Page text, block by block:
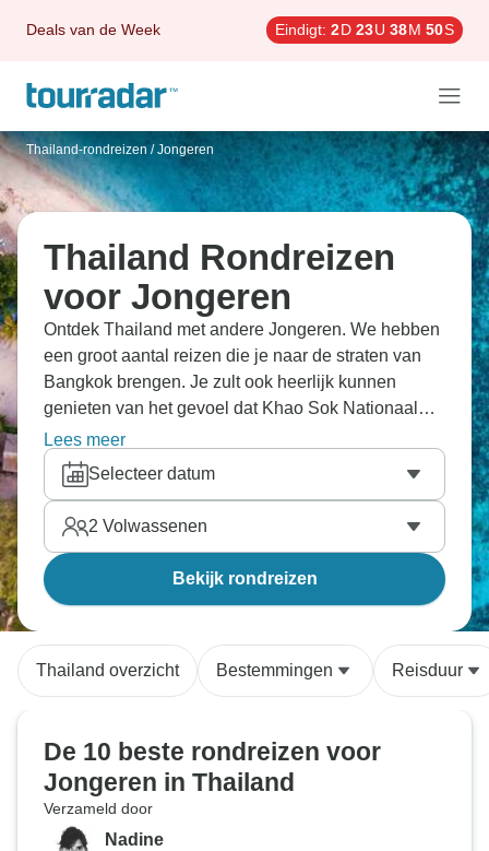
Deals van de Week Eindigt: 2D 23U 38M 48S
Thailand-rondreizen / Jongeren
Thailand Rondreizen
voor Jongeren
Ontdek Thailand met andere Jongeren. We hebben
een groot aantal reizen die je naar de straten van
Bangkok brengen. Je zult ook heerlijk kunnen
genieten van het gevoel dat Khao Sok Nationaal
Park je geeft.
Lees meer
Selecteer datum
2 Volwassenen
Bekijk rondreizen
Thailand overzicht Bestemmingen Reisduur
De 10 beste rondreizen voor
Jongeren in Thailand
Verzameld door
Nadine